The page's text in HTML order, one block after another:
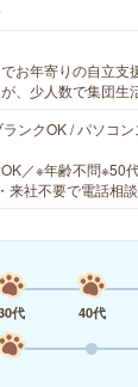
お年寄りの自立支
、少人数で集団
ンクOK / パソコ
／※年齢不問※50
来社不要で電話相
代 40代